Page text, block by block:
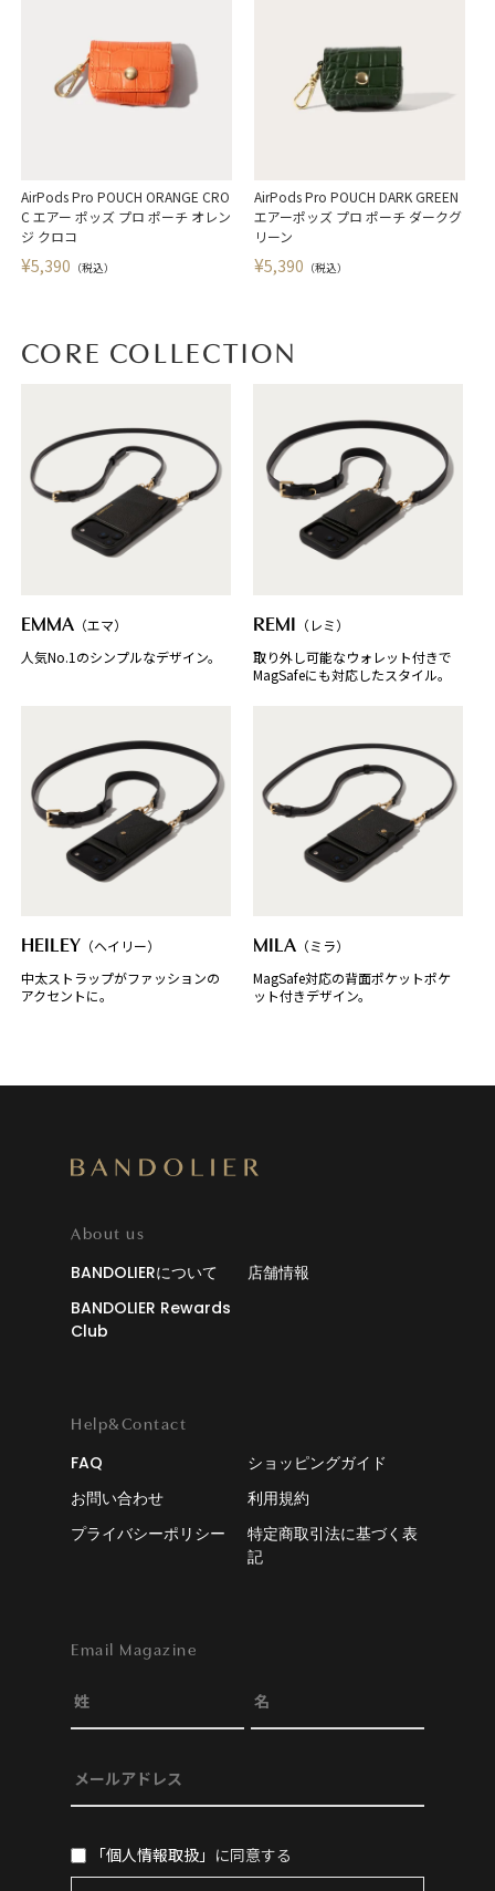
AirPods Pro POUCH ORANGE CRO
C エアー ポッズ プロ ポーチ オレン
ジ クロコ
¥5,390 （税込）
AirPods Pro POUCH DARK GREEN
エアーポッズ プロ ポーチ ダークグ
リーン
¥5,390 （税込）
CORE COLLECTION
EMMA（エマ）
人気No.1のシンプルなデザイン。
REMI （レミ）
取り外し可能なウォレット付きで
MagSafeにも対応したスタイル。
HEILEY（ヘイリー）
中太ストラップがファッションの
アクセントに。
MILA （ミラ）
MagSafe対応の背面ポケットポケ
ット付きデザイン。
About us
BANDOLIERについて
店舗情報
BANDOLIER Rewards
Club
Help&Contact
FAQ
ショッピングガイド
お問い合わせ
利用規約
プライバシーポリシー
特定商取引法に基づく表
記
Email Magazine
「個人情報取扱」 に同意する